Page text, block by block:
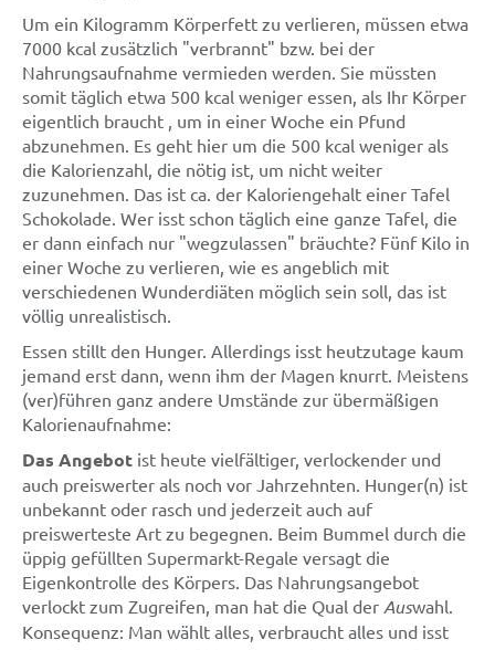
Um ein Kilogramm Körperfett zu verlieren, müssen etwa
7000 kcal zusätzlich "verbrannt" bzw. bei der
Nahrungsaufnahme vermieden werden. Sie müssten
somit täglich etwa 500 kcal weniger essen, als Ihr Körper
eigentlich braucht , um in einer Woche ein Pfund
abzunehmen. Es geht hier um die 500 kcal weniger als
die Kalorienzahl, die nötig ist, um nicht weiter
zuzunehmen. Das ist ca. der Kaloriengehalt einer Tafel
Schokolade. Wer isst schon täglich eine ganze Tafel, die
er dann einfach nur "wegzulassen" bräuchte? Fünf Kilo in
einer Woche zu verlieren, wie es angeblich mit
verschiedenen Wunderdiäten möglich sein soll, das ist
völlig unrealistisch.
Essen stillt den Hunger. Allerdings isst heutzutage kaum
jemand erst dann, wenn ihm der Magen knurrt. Meistens
(ver)führen ganz andere Umstände zur übermäßigen
Kalorienaufnahme:
Das Angebot ist heute vielfältiger, verlockender und
auch preiswerter als noch vor Jahrzehnten. Hunger(n) ist
unbekannt oder rasch und jederzeit auch auf
preiswerteste Art zu begegnen. Beim Bummel durch die
üppig gefüllten Supermarkt-Regale versagt die
Eigenkontrolle des Körpers. Das Nahrungsangebot
verlockt zum Zugreifen, man hat die Qual der Auswahl.
Konsequenz: Man wählt alles, verbraucht alles und isst